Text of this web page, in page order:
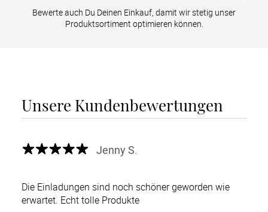
Bewerte auch Du Deinen Einkauf, damit wir stetig unser
Produktsortiment optimieren können.
Unsere Kundenbewertungen
Jenny S.
Die Einladungen sind noch schöner geworden wie
erwartet. Echt tolle Produkte